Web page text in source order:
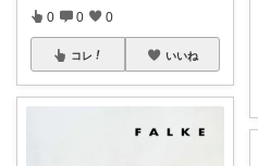
0 0 0
コレ いいね